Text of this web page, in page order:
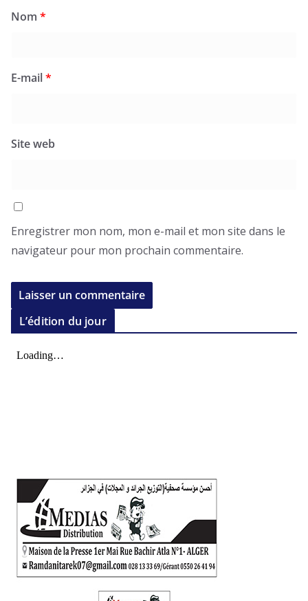
Nom *
E-mail*
Site web
Enregistrer mon nom, mon e-mail et mon site dans le
navigateur pour mon prochain commentaire.
L’édition du jour